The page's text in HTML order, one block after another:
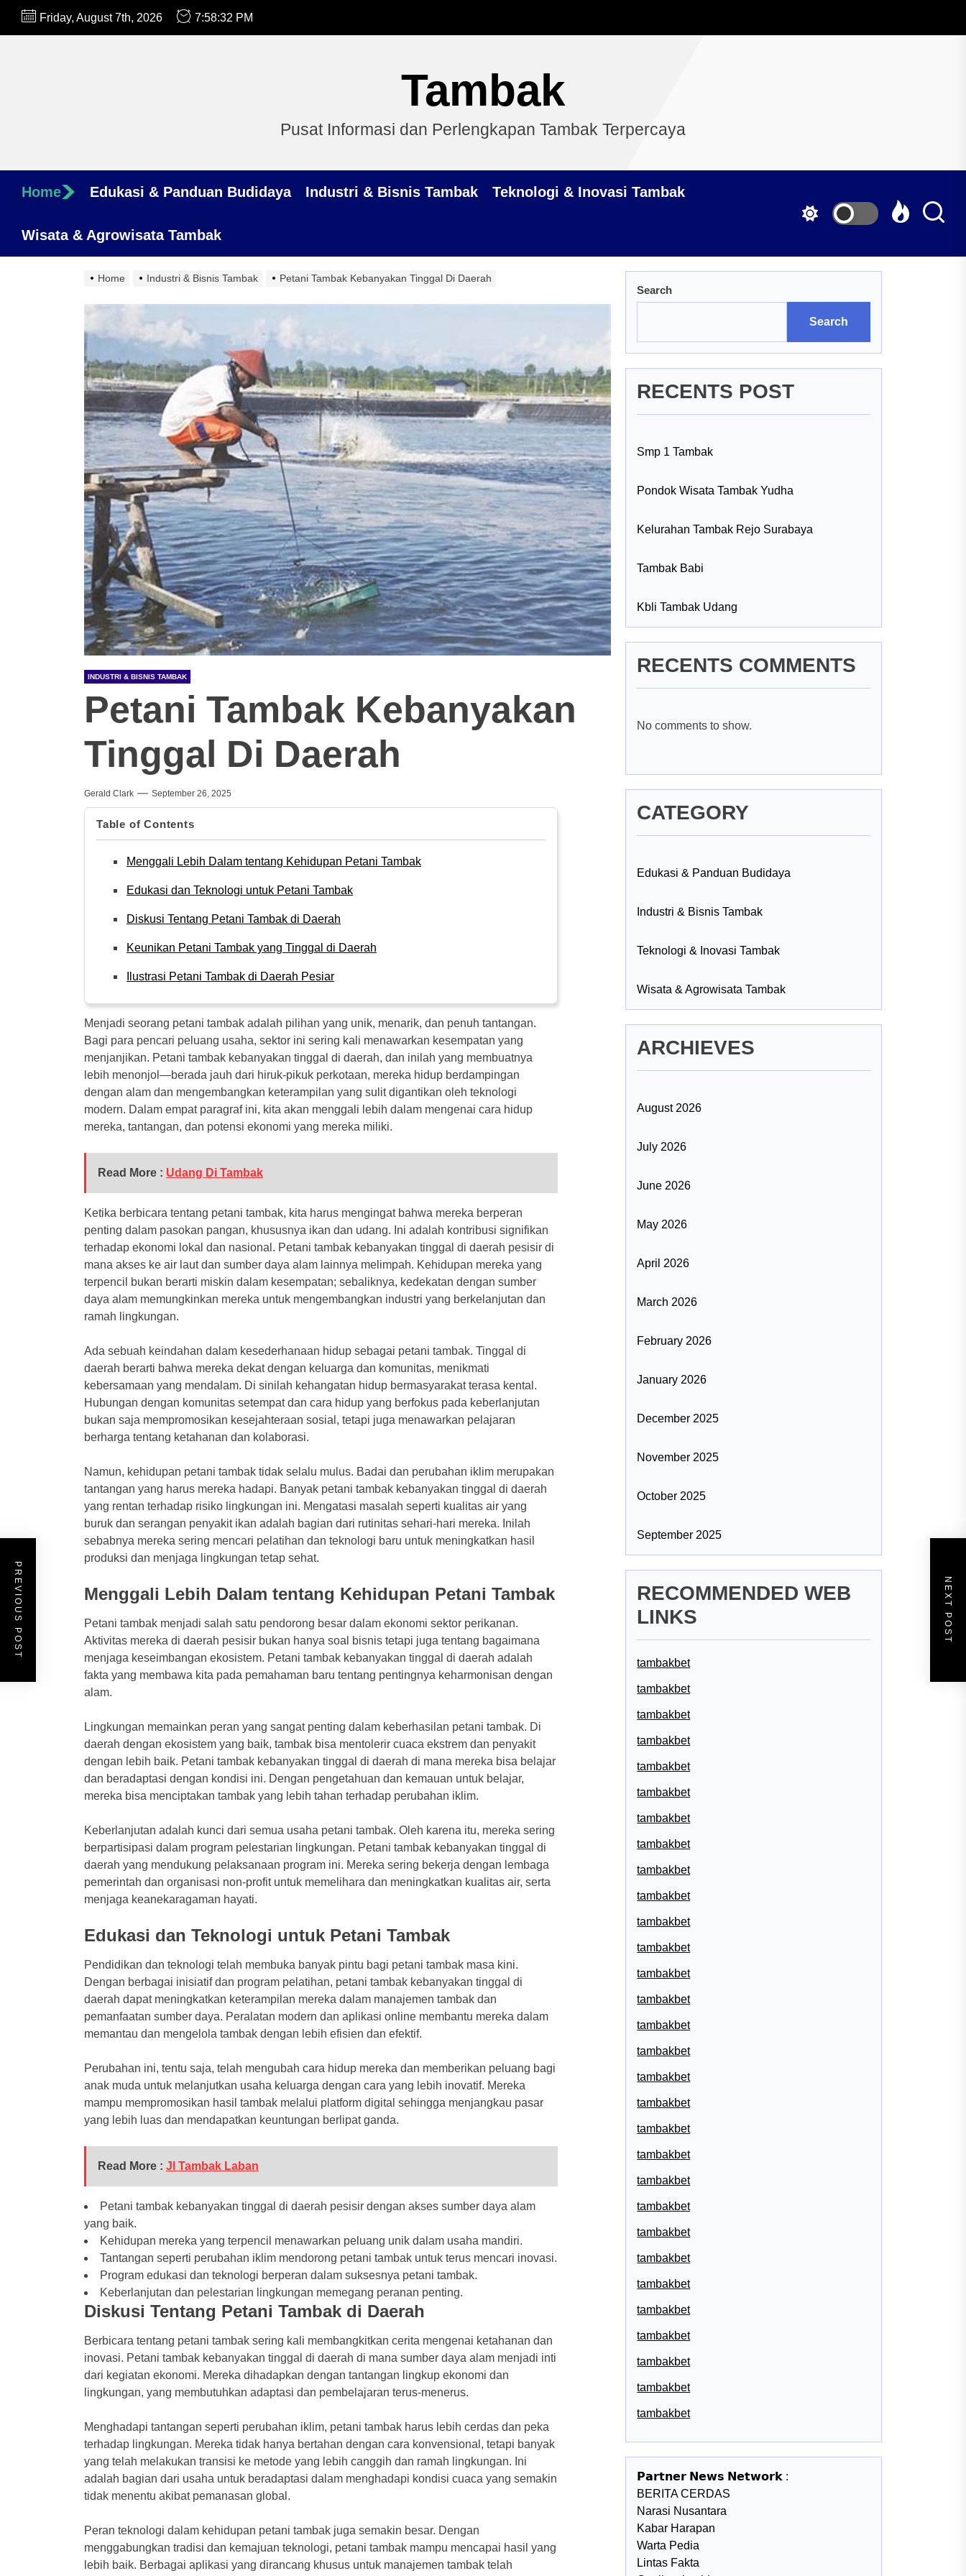
Skip
Friday, August 7th, 2026 7:58:33 PM
Tambak
Pusat Informasi dan Perlengkapan Tambak Terpercaya
Home Edukasi & Panduan Budidaya Industri & Bisnis Tambak Teknologi & Inovasi Tambak
Wisata & Agrowisata Tambak
Home Industri & Bisnis Tambak Petani Tambak Kebanyakan Tinggal Di Daerah
INDUSTRI & BISNIS TAMBAK
Petani Tambak Kebanyakan
Tinggal Di Daerah
Gerald Clark September 26, 2025
Table of Contents
Menggali Lebih Dalam tentang Kehidupan Petani Tambak
Edukasi dan Teknologi untuk Petani Tambak
Diskusi Tentang Petani Tambak di Daerah
Keunikan Petani Tambak yang Tinggal di Daerah
Ilustrasi Petani Tambak di Daerah Pesiar
Menjadi seorang petani tambak adalah pilihan yang unik, menarik, dan penuh tantangan.
Bagi para pencari peluang usaha, sektor ini sering kali menawarkan kesempatan yang
menjanjikan. Petani tambak kebanyakan tinggal di daerah, dan inilah yang membuatnya
lebih menonjol—berada jauh dari hiruk-pikuk perkotaan, mereka hidup berdampingan
dengan alam dan mengembangkan keterampilan yang sulit digantikan oleh teknologi
modern. Dalam empat paragraf ini, kita akan menggali lebih dalam mengenai cara hidup
mereka, tantangan, dan potensi ekonomi yang mereka miliki.
Read More : Udang Di Tambak
Ketika berbicara tentang petani tambak, kita harus mengingat bahwa mereka berperan
penting dalam pasokan pangan, khususnya ikan dan udang. Ini adalah kontribusi signifikan
terhadap ekonomi lokal dan nasional. Petani tambak kebanyakan tinggal di daerah pesisir di
mana akses ke air laut dan sumber daya alam lainnya melimpah. Kehidupan mereka yang
terpencil bukan berarti miskin dalam kesempatan; sebaliknya, kedekatan dengan sumber
daya alam memungkinkan mereka untuk mengembangkan industri yang berkelanjutan dan
ramah lingkungan.
Ada sebuah keindahan dalam kesederhanaan hidup sebagai petani tambak. Tinggal di
daerah berarti bahwa mereka dekat dengan keluarga dan komunitas, menikmati
kebersamaan yang mendalam. Di sinilah kehangatan hidup bermasyarakat terasa kental.
Hubungan dengan komunitas setempat dan cara hidup yang berfokus pada keberlanjutan
bukan saja mempromosikan kesejahteraan sosial, tetapi juga menawarkan pelajaran
berharga tentang ketahanan dan kolaborasi.
Namun, kehidupan petani tambak tidak selalu mulus. Badai dan perubahan iklim merupakan
tantangan yang harus mereka hadapi. Banyak petani tambak kebanyakan tinggal di daerah
yang rentan terhadap risiko lingkungan ini. Mengatasi masalah seperti kualitas air yang
buruk dan serangan penyakit ikan adalah bagian dari rutinitas sehari-hari mereka. Inilah
sebabnya mereka sering mencari pelatihan dan teknologi baru untuk meningkatkan hasil
produksi dan menjaga lingkungan tetap sehat.
Menggali Lebih Dalam tentang Kehidupan Petani Tambak
Petani tambak menjadi salah satu pendorong besar dalam ekonomi sektor perikanan.
Aktivitas mereka di daerah pesisir bukan hanya soal bisnis tetapi juga tentang bagaimana
menjaga keseimbangan ekosistem. Petani tambak kebanyakan tinggal di daerah adalah
fakta yang membawa kita pada pemahaman baru tentang pentingnya keharmonisan dengan
alam.
Lingkungan memainkan peran yang sangat penting dalam keberhasilan petani tambak. Di
daerah dengan ekosistem yang baik, tambak bisa mentolerir cuaca ekstrem dan penyakit
dengan lebih baik. Petani tambak kebanyakan tinggal di daerah di mana mereka bisa belajar
dan beradaptasi dengan kondisi ini. Dengan pengetahuan dan kemauan untuk belajar,
mereka bisa menciptakan tambak yang lebih tahan terhadap perubahan iklim.
Keberlanjutan adalah kunci dari semua usaha petani tambak. Oleh karena itu, mereka sering
berpartisipasi dalam program pelestarian lingkungan. Petani tambak kebanyakan tinggal di
daerah yang mendukung pelaksanaan program ini. Mereka sering bekerja dengan lembaga
pemerintah dan organisasi non-profit untuk memelihara dan meningkatkan kualitas air, serta
menjaga keanekaragaman hayati.
Edukasi dan Teknologi untuk Petani Tambak
Pendidikan dan teknologi telah membuka banyak pintu bagi petani tambak masa kini.
Dengan berbagai inisiatif dan program pelatihan, petani tambak kebanyakan tinggal di
daerah dapat meningkatkan keterampilan mereka dalam manajemen tambak dan
pemanfaatan sumber daya. Peralatan modern dan aplikasi online membantu mereka dalam
memantau dan mengelola tambak dengan lebih efisien dan efektif.
Perubahan ini, tentu saja, telah mengubah cara hidup mereka dan memberikan peluang bagi
anak muda untuk melanjutkan usaha keluarga dengan cara yang lebih inovatif. Mereka
mampu mempromosikan hasil tambak melalui platform digital sehingga menjangkau pasar
yang lebih luas dan mendapatkan keuntungan berlipat ganda.
Read More : Jl Tambak Laban
Petani tambak kebanyakan tinggal di daerah pesisir dengan akses sumber daya alam
yang baik.
Kehidupan mereka yang terpencil menawarkan peluang unik dalam usaha mandiri.
Tantangan seperti perubahan iklim mendorong petani tambak untuk terus mencari inovasi.
Program edukasi dan teknologi berperan dalam suksesnya petani tambak.
Keberlanjutan dan pelestarian lingkungan memegang peranan penting.
Diskusi Tentang Petani Tambak di Daerah
Berbicara tentang petani tambak sering kali membangkitkan cerita mengenai ketahanan dan
inovasi. Petani tambak kebanyakan tinggal di daerah di mana sumber daya alam menjadi inti
dari kegiatan ekonomi. Mereka dihadapkan dengan tantangan lingkup ekonomi dan
lingkungan, yang membutuhkan adaptasi dan pembelajaran terus-menerus.
Menghadapi tantangan seperti perubahan iklim, petani tambak harus lebih cerdas dan peka
terhadap lingkungan. Mereka tidak hanya bertahan dengan cara konvensional, tetapi banyak
yang telah melakukan transisi ke metode yang lebih canggih dan ramah lingkungan. Ini
adalah bagian dari usaha untuk beradaptasi dalam menghadapi kondisi cuaca yang semakin
tidak menentu akibat pemanasan global.
Peran teknologi dalam kehidupan petani tambak juga semakin besar. Dengan
menggabungkan tradisi dan kemajuan teknologi, petani tambak mampu mencapai hasil yang
lebih baik. Berbagai aplikasi yang dirancang khusus untuk manajemen tambak telah
PREVIOUS POST NEXT POST
Search
Search
RECENTS POST
Smp 1 Tambak
Pondok Wisata Tambak Yudha
Kelurahan Tambak Rejo Surabaya
Tambak Babi
Kbli Tambak Udang
RECENTS COMMENTS
No comments to show.
CATEGORY
Edukasi & Panduan Budidaya
Industri & Bisnis Tambak
Teknologi & Inovasi Tambak
Wisata & Agrowisata Tambak
ARCHIEVES
August 2026
July 2026
June 2026
May 2026
April 2026
March 2026
February 2026
January 2026
December 2025
November 2025
October 2025
September 2025
RECOMMENDED WEB
LINKS
tambakbet
tambakbet
tambakbet
tambakbet
tambakbet
tambakbet
tambakbet
tambakbet
tambakbet
tambakbet
tambakbet
tambakbet
tambakbet
tambakbet
tambakbet
tambakbet
tambakbet
tambakbet
tambakbet
tambakbet
tambakbet
tambakbet
tambakbet
tambakbet
tambakbet
tambakbet
tambakbet
tambakbet
tambakbet
tambakbet
𝗣𝗮𝗿𝘁𝗻𝗲𝗿 𝗡𝗲𝘄𝘀 𝗡𝗲𝘁𝘄𝗼𝗿𝗸 :
BERITA CERDAS
Narasi Nusantara
Kabar Harapan
Warta Pedia
Lintas Fakta